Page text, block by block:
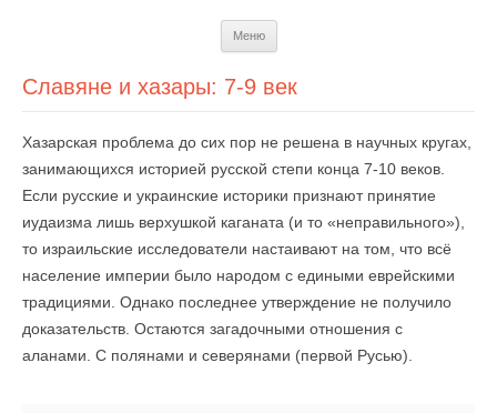
Меню
Славяне и хазары: 7-9 век
Хазарская проблема до сих пор не решена в научных кругах,
занимающихся историей русской степи конца 7-10 веков.
Если русские и украинские историки признают принятие
иудаизма лишь верхушкой каганата (и то «неправильного»),
то израильские исследователи настаивают на том, что всё
население империи было народом с едиными еврейскими
традициями. Однако последнее утверждение не получило
доказательств. Остаются загадочными отношения с
аланами. С полянами и северянами (первой Русью).